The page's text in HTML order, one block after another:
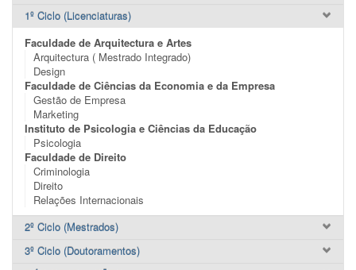
1º Ciclo (Licenciaturas)
Faculdade de Arquitectura e Artes
Arquitectura ( Mestrado Integrado)
Design
Faculdade de Ciências da Economia e da Empresa
Gestão de Empresa
Marketing
Instituto de Psicologia e Ciências da Educação
Psicologia
Faculdade de Direito
Criminologia
Direito
Relações Internacionais
2º Ciclo (Mestrados)
3º Ciclo (Doutoramentos)